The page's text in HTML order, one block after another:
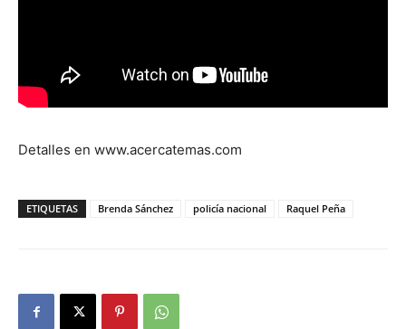
Detalles en www.acercatemas.com
ETIQUETAS Brenda Sánchez policía nacional Raquel Peña